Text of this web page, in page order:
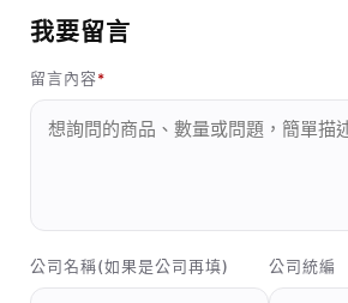
我要留言
留言內容
公司名稱(如果是公司再填) 公司統編